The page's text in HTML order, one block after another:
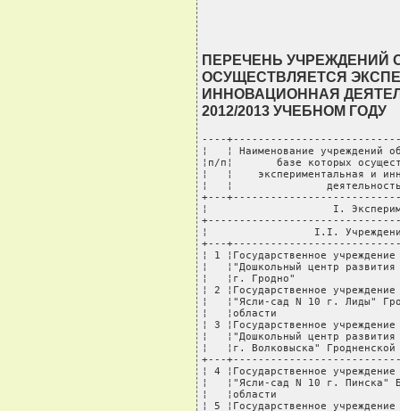
ПЕРЕЧЕНЬ УЧРЕЖДЕНИЙ
ОСУЩЕСТВЛЯЕТСЯ
ИННОВАЦИОННАЯ
2012/2013 УЧЕБНОМ ГОДУ
----+------------------------------------------+----------------------
¦   ¦ Наименование учреждений образования, на  ¦       Наименование       ¦
¦п/п¦       базе которых осуществляется        ¦   экспериментальных и    ¦
¦   ¦    экспериментальная и инновационная     ¦  инновационных проектов  ¦
¦   ¦               деятельность               ¦                          ¦
+---+------------------------------------------+--------------------------+
¦                    I. Экспериментальная деятельность                    ¦
+-------------------------------------------------------------------------+
¦                 I.I. Учреждения дошкольного образования                 ¦
+---+------------------------------------------+--------------------------+
¦ 1 ¦Государственное учреждение образования    ¦Апробация модели          ¦
¦   ¦"Дошкольный центр развития ребенка N 89   ¦формирования              ¦
¦   ¦г. Гродно"                                ¦интеллектуальной          ¦
¦ 2 ¦Государственное учреждение образования    ¦самостоятельности         ¦
¦   ¦"Ясли-сад N 10 г. Лиды" Гродненской       ¦дошкольников в игровой    ¦
¦   ¦области                                   ¦деятельности              ¦
¦ 3 ¦Государственное учреждение образования    ¦                          ¦
¦   ¦"Дошкольный центр развития ребенка N 11   ¦                          ¦
¦   ¦г. Волковыска" Гродненской области        ¦                          ¦
+---+------------------------------------------+--------------------------+
¦ 4 ¦Государственное учреждение образования    ¦Апробация модели          ¦
¦   ¦"Ясли-сад N 10 г. Пинска" Брестской       ¦организации               ¦
¦   ¦области                                   ¦образовательного процесса ¦
¦ 5 ¦Государственное учреждение образования    ¦при совместной реализации ¦
¦   ¦"Санаторный ясли-сад N 1 г. Солигорска"   ¦учебной программы         ¦
¦   ¦Минской области                           ¦дошкольного образования и ¦
¦ 6 ¦Государственное учреждение образования    ¦учебных программ          ¦
¦   ¦"Ясли-сад N 296 г. Минска"                ¦специального образования  ¦
¦ 7 ¦Государственное учреждение образования    ¦на уровне дошкольного     ¦
¦   ¦"Ясли-сад N 546 г. Минска"                ¦образования               ¦
¦ 8 ¦Государственное учреждение образования    ¦                          ¦
¦   ¦"Дошкольный центр развития ребенка        ¦                          ¦
¦   ¦агрогородка Поречье" Гродненского района  ¦                          ¦
¦   ¦Гродненской области                       ¦                          ¦
+---+------------------------------------------+--------------------------+
¦ 9 ¦Государственное учреждение образования    ¦Апробация содержания      ¦
¦   ¦"Дошкольный центр развития ребенка        ¦дошкольного образования в ¦
¦   ¦г. Барановичи" Брестской области          ¦условиях разных форм его  ¦
¦10 ¦Государственное учреждение образования    ¦организации               ¦
¦   ¦"Дошкольный центр развития ребенка N 1    ¦                          ¦
¦   ¦г. Лиды" Гродненской области              ¦                          ¦
¦11 ¦Государственное учреждение образования    ¦                          ¦
¦   ¦"Дошкольный центр развития ребенка N 98   ¦                          ¦
¦   ¦г. Гродно"                                ¦                          ¦
¦12 ¦Государственное учреждение образования    ¦                          ¦
¦   ¦"Дошкольный центр развития ребенка        ¦                          ¦
¦   ¦г. Ошмяны" Гродненской области            ¦                          ¦
¦13 ¦Государственное учреждение образования    ¦                          ¦
¦   ¦"Дошкольный центр развития ребенка N 58   ¦                          ¦
¦   ¦г. Минска"                                ¦                          ¦
¦14 ¦Государственное учреждение образования    ¦                          ¦
¦   ¦"Ясли-сад - начальная школа "Гармония"    ¦                          ¦
¦   ¦N 60 г. Бобруйска" Могилевской области    ¦                          ¦
¦15 ¦Государственное учреждение образования    ¦                          ¦
¦   ¦"Дошкольный центр развития ребенка        ¦                          ¦
¦   ¦"Солнышко" N 64 г. Бобруйска" Могилевской ¦                          ¦
¦   ¦области                                   ¦                          ¦
¦16 ¦Государственное учреждение образования    ¦